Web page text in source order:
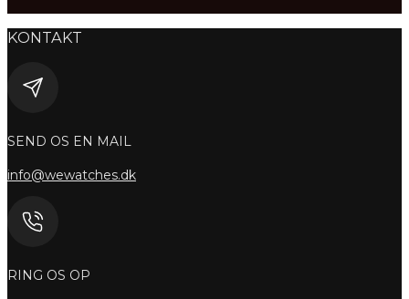
KONTAKT
SEND OS EN MAIL
info@wewatches.dk
RING OS OP